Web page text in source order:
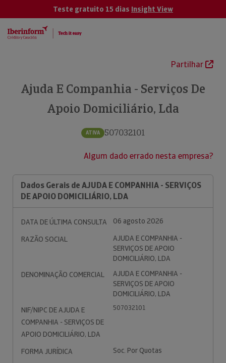
Teste gratuito 15 dias Insight View
Partilhar
Ajuda E Companhia - Serviços De
Apoio Domiciliário, Lda
ATIVA 507032101
Algum dado errado nesta empresa?
Dados Gerais de AJUDA E COMPANHIA - SERVIÇOS
DE APOIO DOMICILIÁRIO, LDA
DATA DE ÚLTIMA CONSULTA
06 agosto 2026
RAZÃO SOCIAL
AJUDA E COMPANHIA -
SERVIÇOS DE APOIO
DOMICILIÁRIO, LDA
DENOMINAÇÃO COMERCIAL
AJUDA E COMPANHIA -
SERVIÇOS DE APOIO
DOMICILIÁRIO, LDA
NIF/NIPC DE AJUDA E
COMPANHIA - SERVIÇOS DE
APOIO DOMICILIÁRIO, LDA
507032101
FORMA JURÍDICA
Soc. Por Quotas